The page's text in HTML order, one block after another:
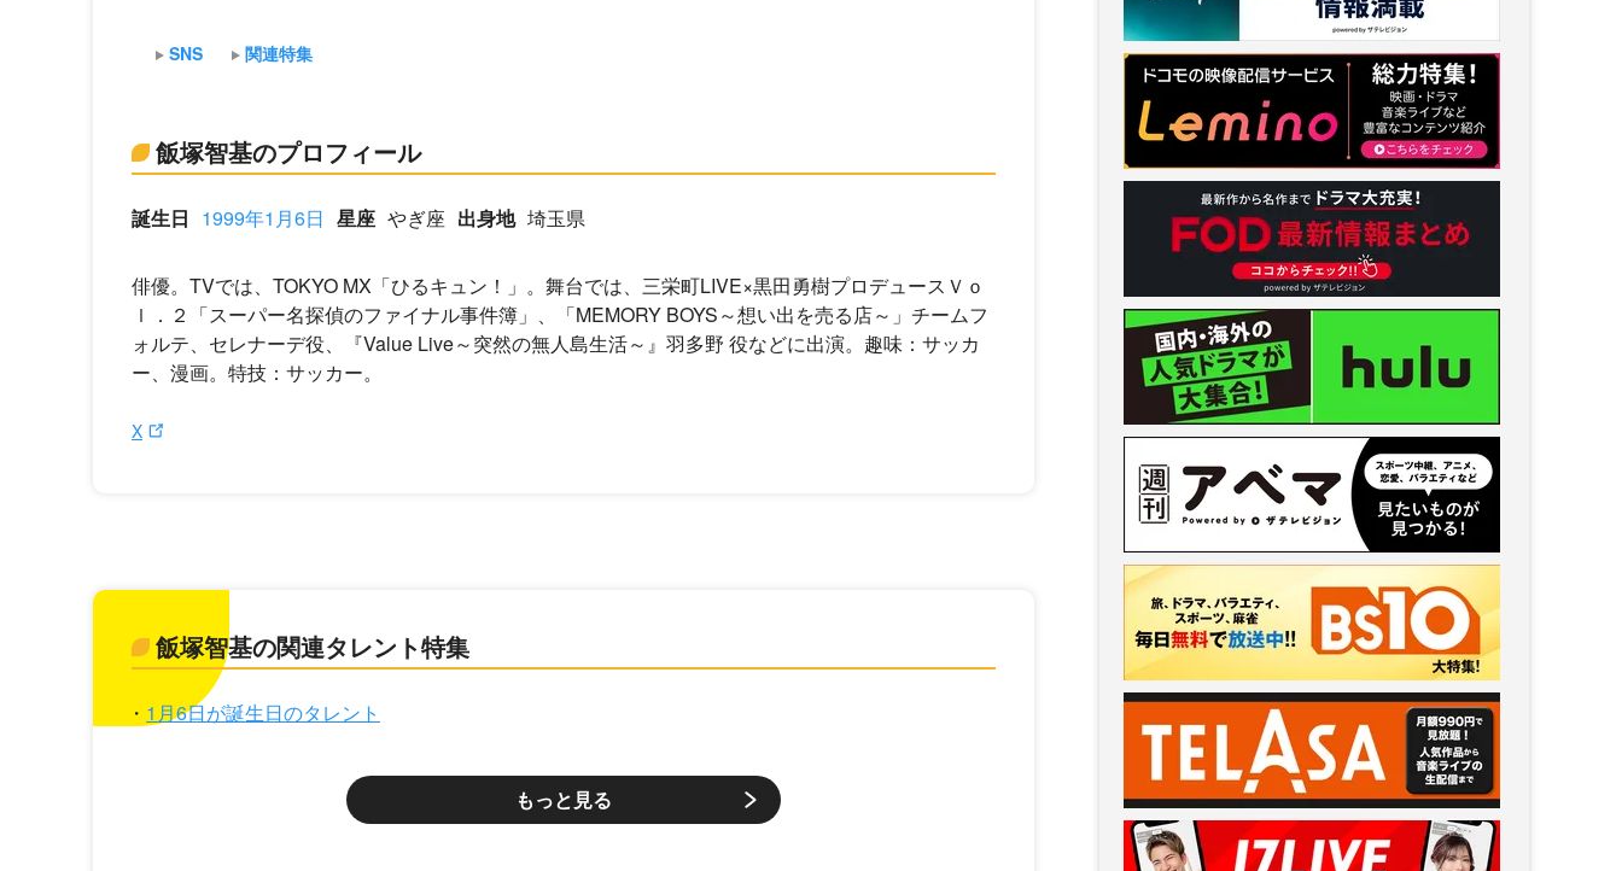
SNS 関連特集
飯塚智基のプロフィール
誕生日 1999年1月6日 星座 やぎ座 出身地 埼玉県
俳優。TVでは、TOKYO MX「ひるキュン！」。舞台では、三栄町LIVE×黒田勇樹プロデュースＶｏ
ｌ．２「スーパー名探偵のファイナル事件簿」、「MEMORY BOYS～想い出を売る店～」チームフ
ォルテ、セレナーデ役、『Value Live～突然の無人島生活～』羽多野 役などに出演。趣味：サッカ
ー、漫画。特技：サッカー。
X
飯塚智基の関連タレント特集
1月6日が誕生日のタレント
もっと見る